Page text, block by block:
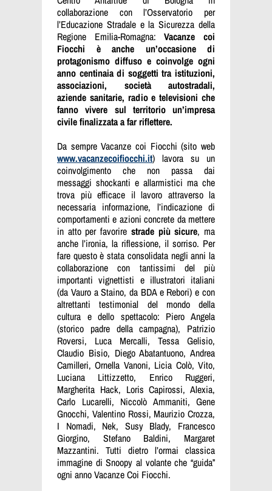
collaborazione con l’Osservatorio per
l’Educazione Stradale e la Sicurezza della
Regione Emilia-Romagna: Vacanze coi
Fiocchi è anche un’occasione di
protagonismo diffuso e coinvolge ogni
anno centinaia di soggetti tra istituzioni,
associazioni, società autostradali,
aziende sanitarie, radio e televisioni che
fanno vivere sul territorio un’impresa
civile finalizzata a far riflettere.
Da sempre Vacanze coi Fiocchi (sito web
www.vacanzecoifiocchi.it) lavora su un
coinvolgimento che non passa dai
messaggi shockanti e allarmistici ma che
trova più efficace il lavoro attraverso la
necessaria informazione, l’indicazione di
comportamenti e azioni concrete da mettere
in atto per favorire strade più sicure, ma
anche l’ironia, la riflessione, il sorriso. Per
fare questo è stata consolidata negli anni la
collaborazione con tantissimi del più
importanti vignettisti e illustratori italiani
(da Vauro a Staino, da BDA e Rebori) e con
altrettanti testimonial del mondo della
cultura e dello spettacolo: Piero Angela
(storico padre della campagna), Patrizio
Roversi, Luca Mercalli, Tessa Gelisio,
Claudio Bisio, Diego Abatantuono, Andrea
Camilleri, Ornella Vanoni, Licia Colò, Vito,
Luciana Littizzetto, Enrico Ruggeri,
Margherita Hack, Loris Capirossi, Alexia,
Carlo Lucarelli, Niccolò Ammaniti, Gene
Gnocchi, Valentino Rossi, Maurizio Crozza,
I Nomadi, Nek, Susy Blady, Francesco
Giorgino, Stefano Baldini, Margaret
Mazzantini. Tutti dietro l’ormai classica
immagine di Snoopy al volante che “guida”
ogni anno Vacanze Coi Fiocchi.